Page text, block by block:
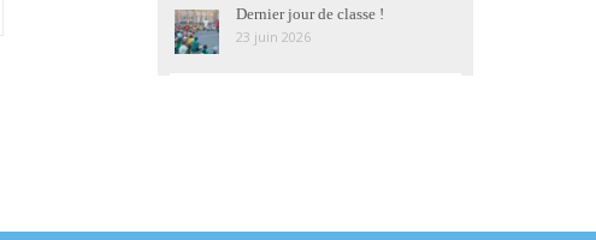
Dernier jour de classe !
23 juin 2026